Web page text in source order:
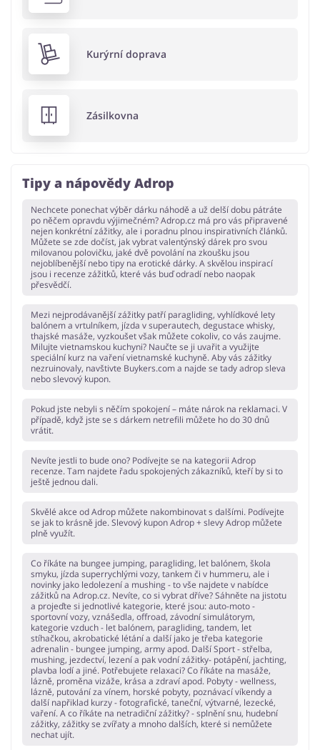
Kurýrní doprava
Zásilkovna
Tipy a nápovědy Adrop
Nechcete ponechat výběr dárku náhodě a už delší dobu pátráte
po něčem opravdu výjimečném? Adrop.cz má pro vás připravené
nejen konkrétní zážitky, ale i poradnu plnou inspirativních článků.
Můžete se zde dočíst, jak vybrat valentýnský dárek pro svou
milovanou polovičku, jaké dvě povolání na zkoušku jsou
nejoblíbenější nebo tipy na erotické dárky. A skvělou inspirací
jsou i recenze zážitků, které vás buď odradí nebo naopak
přesvědčí.
Mezi nejprodávanější zážitky patří paragliding, vyhlídkové lety
balónem a vrtulníkem, jízda v superautech, degustace whisky,
thajské masáže, vyzkoušet však můžete cokoliv, co vás zaujme.
Milujte vietnamskou kuchyni? Naučte se ji uvařit a využijte
speciální kurz na vaření vietnamské kuchyně. Aby vás zážitky
nezruinovaly, navštivte Buykers.com a najde se tady adrop sleva
nebo slevový kupon.
Pokud jste nebyli s něčím spokojení – máte nárok na reklamaci. V
případě, když jste se s dárkem netrefili můžete ho do 30 dnů
vrátit.
Nevíte jestli to bude ono? Podívejte se na kategorii Adrop
recenze. Tam najdete řadu spokojených zákazníků, kteří by si to
ještě jednou dali.
Skvělé akce od Adrop můžete nakombinovat s dalšími. Podívejte
se jak to krásně jde. Slevový kupon Adrop + slevy Adrop můžete
plně využít.
Co říkáte na bungee jumping, paragliding, let balónem, škola
smyku, jízda superrychlými vozy, tankem či v hummeru, ale i
novinky jako ledolezení a mushing - to vše najdete v nabídce
zážitků na Adrop.cz. Nevíte, co si vybrat dříve? Sáhněte na jistotu
a projeďte si jednotlivé kategorie, které jsou: auto-moto -
sportovní vozy, vznášedla, offroad, závodní simulátorym,
kategorie vzduch - let balónem, paragliding, tandem, let
stíhačkou, akrobatické létání a další jako je třeba kategorie
adrenalin - bungee jumping, army apod. Další Sport - střelba,
mushing, jezdectví, lezení a pak vodní zážitky- potápění, jachting,
plavba lodí a jiné. Potřebujete relaxaci? Co říkáte na masáže,
lázně, proměna vizáže, krása a zdraví apod. Pobyty - wellness,
lázně, putování za vínem, horské pobyty, poznávací víkendy a
další napřiklad kurzy - fotografické, taneční, výtvarné, lezecké,
vaření. A co říkáte na netradiční zážitky? - splnění snu, hudební
zážitky, zážitky se zvířaty a mnoho dalších, které si nemůžete
nechat ujít.